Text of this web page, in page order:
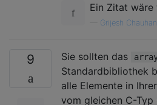
Ein Zitat
Grijesh Chauhan
9 Sie sollten das
Standardbibliothek
alle Elemente in
vom gleichen C-